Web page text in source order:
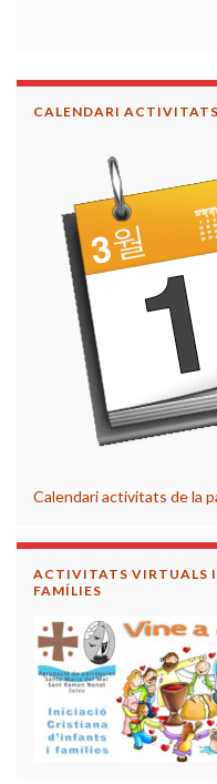
CALENDARI
Calendari activitats de la
ACTIVITATS VIRTUALS
FAMÍLIES